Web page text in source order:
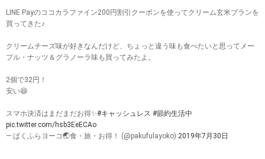
LINE Payのココカラファイン200円割引クーポンを使ってクリーム玄米ブランを
買ってきた♪
クリームチーズ味が好きなんだけど、ちょっと違う味も食べたいと思ってメー
プル・ナッツ＆グラノーラ味も買ってみたよ。
2個で32円！
安い😆
スマホ決済はまだまだお得✨#キャッシュレス #節約生活中
pic.twitter.com/hsb3EeECAo
— ぱくふらヨーコ🌏食・旅・お得！ (@pakufulayoko) 2019年7月30日